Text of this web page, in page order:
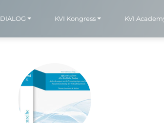
KVI Kongress KVI